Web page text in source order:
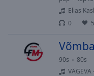
dialog
subtitles
Elias
0
90s
80s
VÄGEVA